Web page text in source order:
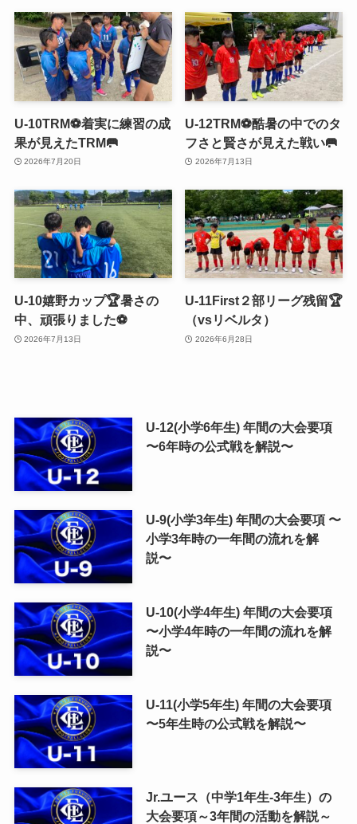
U-10TRM⚽️着実に練習の成
果が見えたTRM🥅
2026年7月20日
U-12TRM⚽️酷暑の中でのタ
フさと賢さが見えた戦い🥅
2026年7月13日
U-10嬉野カップ🏆暑さの
中、頑張りました⚽️
2026年7月13日
U-11First２部リーグ残留🏆
（vsリベルタ）
2026年6月28日
U-12(小学6年生) 年間の大会要項
〜6年時の公式戦を解説〜
U-9(小学3年生) 年間の大会要項 〜
小学3年時の一年間の流れを解
説〜
U-10(小学4年生) 年間の大会要項
〜小学4年時の一年間の流れを解
説〜
U-11(小学5年生) 年間の大会要項
〜5年生時の公式戦を解説〜
Jr.ユース（中学1年生-3年生）の
大会要項～3年間の活動を解説～